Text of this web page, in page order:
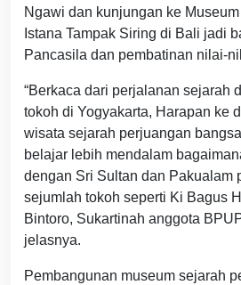
Ngawi dan kunjungan ke
Istana Tampak Siring di Bali jadi
Pancasila dan pembatinan nilai-
“Berkaca dari perjalanan sejarah
tokoh di Yogyakarta, Harapan ke
wisata sejarah perjuangan
belajar lebih mendalam
dengan Sri Sultan dan Pakualam
sejumlah tokoh seperti Ki Bagus
Bintoro, Sukartinah anggota
jelasnya.
Pembangunan museum sejarah